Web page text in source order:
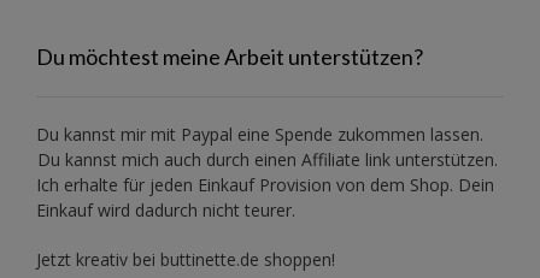
Du möchtest meine Arbeit unterstützen?
Du kannst mir mit Paypal eine Spende zukommen lassen.
Du kannst mich auch durch einen Affiliate link unterstützen.
Ich erhalte für jeden Einkauf Provision von dem Shop. Dein
Einkauf wird dadurch nicht teurer.
Jetzt kreativ bei buttinette.de shoppen!